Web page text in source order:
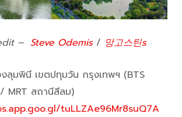
– Steve Odemis/ 망고스틴s
ลุมพินี เขตปทุมวัน กรุงเทพฯ (BTS
MRT สถานีสีลม)
tuLLZAe96Mr8suQ7A